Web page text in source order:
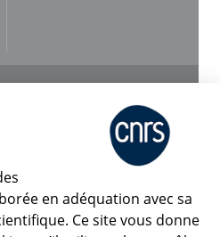
Le Mag
en adéquation avec sa
Ce site vous donne